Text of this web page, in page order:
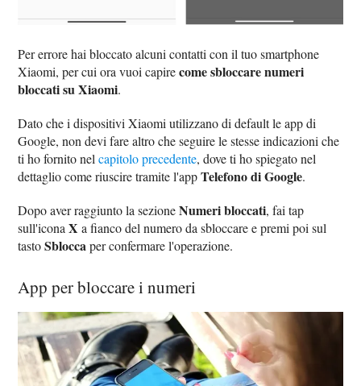
Per errore hai bloccato alcuni contatti con il tuo smartphone
Xiaomi, per cui ora vuoi capirecome sbloccare numeri
bloccati su Xiaomi.
Dato che i dispositivi Xiaomi utilizzano di default le app di
Google, non devi fare altro che seguire le stesse indicazioni che
ti ho fornito nelcapitolo precedente, dove ti ho spiegato nel
dettaglio come riuscire tramite l'appTelefono di Google.
Dopo aver raggiunto la sezioneNumeri bloccati, fai tap
sull'iconaX a fianco del numero da sbloccare e premi poi sul
tastoSblocca per confermare l'operazione.
App per bloccare i numeri